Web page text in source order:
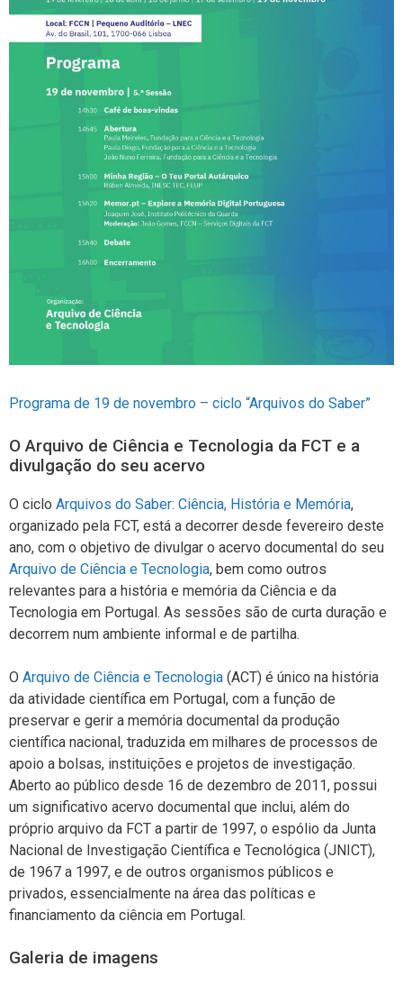
Programa de 19 de novembro – ciclo “Arquivos do Saber”
O Arquivo de Ciência e Tecnologia da FCT e a
divulgação do seu acervo
O ciclo Arquivos do Saber: Ciência, História e Memória,
organizado pela FCT, está a decorrer desde fevereiro deste
ano, com o objetivo de divulgar o acervo documental do seu
Arquivo de Ciência e Tecnologia, bem como outros
relevantes para a história e memória da Ciência e da
Tecnologia em Portugal. As sessões são de curta duração e
decorrem num ambiente informal e de partilha.
O Arquivo de Ciência e Tecnologia (ACT) é único na história
da atividade científica em Portugal, com a função de
preservar e gerir a memória documental da produção
científica nacional, traduzida em milhares de processos de
apoio a bolsas, instituições e projetos de investigação.
Aberto ao público desde 16 de dezembro de 2011, possui
um significativo acervo documental que inclui, além do
próprio arquivo da FCT a partir de 1997, o espólio da Junta
Nacional de Investigação Científica e Tecnológica (JNICT),
de 1967 a 1997, e de outros organismos públicos e
privados, essencialmente na área das políticas e
financiamento da ciência em Portugal.
Galeria de imagens